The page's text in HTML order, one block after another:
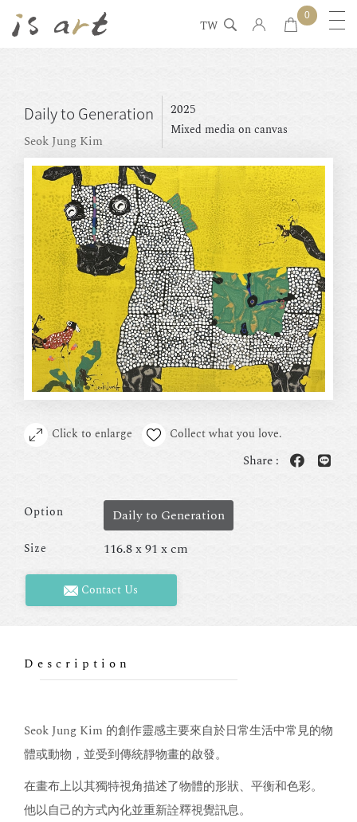
TW
0
Daily to Generation
Seok Jung Kim
2025
Mixed media on canvas
Click to enlarge Collect what you love.
Share :
Option Daily to Generation
Size 116.8 x 91 x cm
Contact Us
Description
Seok Jung Kim 的創作靈感主要來自於日常生活中常見的物
體或動物，並受到傳統靜物畫的啟發。
在畫布上以其獨特視角描述了物體的形狀、平衡和色彩。
他以自己的方式內化並重新詮釋視覺訊息。